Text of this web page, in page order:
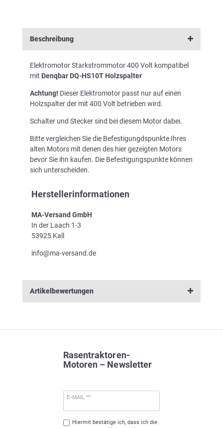
Beschreibung
Elektromotor Starkstrommotor 400 Volt kompatibel
mit Denqbar DQ-HS10T Holzspalter
Achtung! Dieser Elektromotor passt nur auf einen
Holzspalter der mit 400 Volt betrieben wird.
Schalter und Stecker sind bei diesem Motor dabei.
Bitte vergleichen Sie die Befestigungdspunkte Ihres
alten Motors mit denen des hier gezeigten Motors
bevor Sie ihn kaufen. Die Befestigungspunkte können
sich unterscheiden.
Herstellerinformationen
MA-Versand GmbH
In der Laach 1-3
53925 Kall
info@ma-versand.de
Artikelbewertungen
Rasentraktoren-
Motoren – Newsletter
E-MAIL **
Hiermit bestätige ich, dass ich die